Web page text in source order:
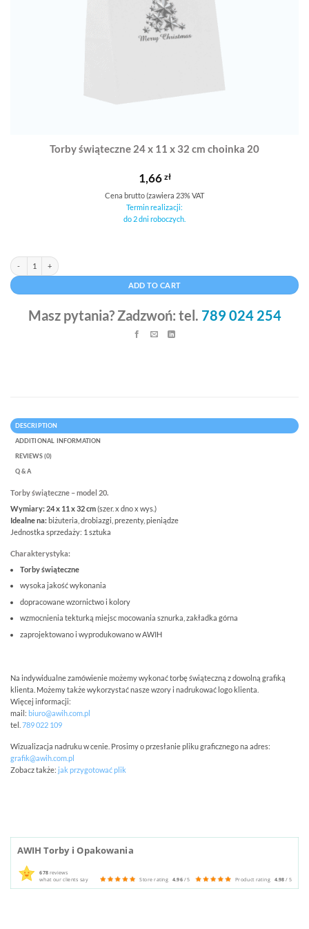
Torby świąteczne 24 x 11 x 32 cm choinka 20
1,66 zł
Cena brutto (zawiera 23% VAT
Termin realizacji:
do 2 dni roboczych.
Torby świąteczne 24 x 11 x 32 cm choinka 20 quantity
ADD TO CART
Masz pytania? Zadzwoń: tel. 789 024 254
DESCRIPTION
ADDITIONAL INFORMATION
REVIEWS (0)
Q & A
Torby świąteczne – model 20.
Wymiary: 24 x 11 x 32 cm(szer. x dno x wys.)
Idealne na:biżuteria, drobiazgi, prezenty, pieniądze
Jednostka sprzedaży: 1 sztuka
Charakterystyka:
Torby świąteczne
wysoka jakość wykonania
dopracowane wzornictwo i kolory
wzmocnienia tekturką miejsc mocowania sznurka, zakładka górna
zaprojektowano i wyprodukowano w AWIH
Na indywidualne zamówienie możemy wykonać torbę świąteczną z dowolną grafiką
klienta. Możemy także wykorzystać nasze wzory i nadrukować logo klienta.
Więcej informacji:
mail: biuro@awih.com.pl
tel. 789 022 109
Wizualizacja nadruku w cenie. Prosimy o przesłanie pliku graficznego na adres:
grafik@awih.com.pl
Zobacz także: jak przygotować plik
AWIH Torby i Opakowania
678reviews
what our clients say
Store rating 4.96/ 5 Product rating 4.98/ 5